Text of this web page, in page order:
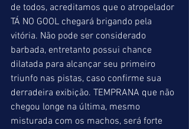
de todos, acreditamos que o atropelador
TÁ NO GOOL chegará brigando pela
vitória. Não pode ser considerado
barbada, entretanto possui chance
dilatada para alcançar seu primeiro
triunfo nas pistas, caso confirme sua
derradeira exibição. TEMPRANA que não
chegou longe na última, mesmo
misturada com os machos, será forte